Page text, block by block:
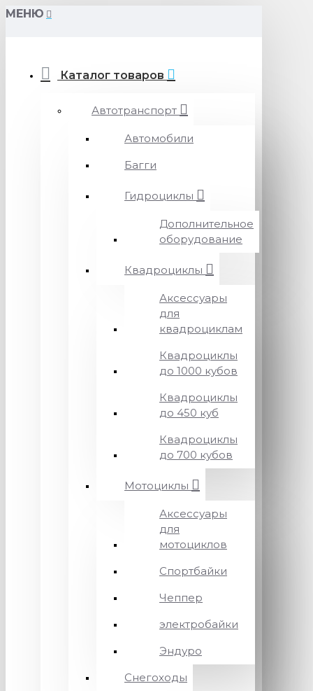
МЕНЮ
Каталог товаров
Автотранспорт
Автомобили
Багги
Гидроциклы
Дополнительное
оборудование
Квадроциклы
Аксессуары
для
квадроциклам
Квадроциклы
до 1000 кубов
Квадроциклы
до 450 куб
Квадроциклы
до 700 кубов
Мотоциклы
Аксессуары
для
мотоциклов
Спортбайки
Чеппер
электробайки
Эндуро
Снегоходы